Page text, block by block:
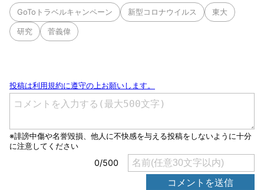
GoToトラベルキャンペーン 新型コロナウイルス 東大
研究 菅義偉